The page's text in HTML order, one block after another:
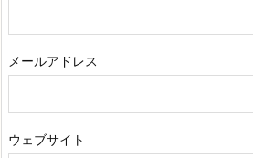
メールアドレス
ウェブサイト